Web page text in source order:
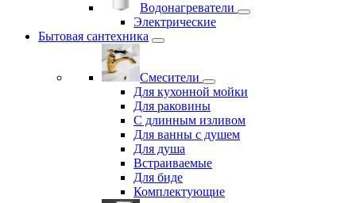
Водонагреватели
Электрические
Бытовая сантехника
Смесители
Для кухонной мойки
Для раковины
С длинным изливом
Для ванны с душем
Для душа
Встраиваемые
Для биде
Комплектующие